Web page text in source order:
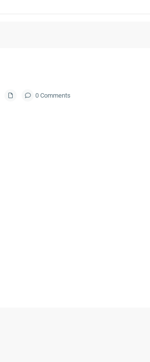
0 Comments